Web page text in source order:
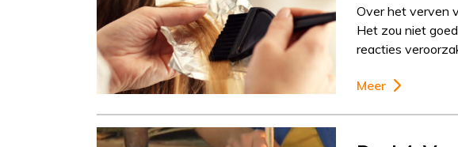
Over het verven
Het zou niet
reacties
Meer